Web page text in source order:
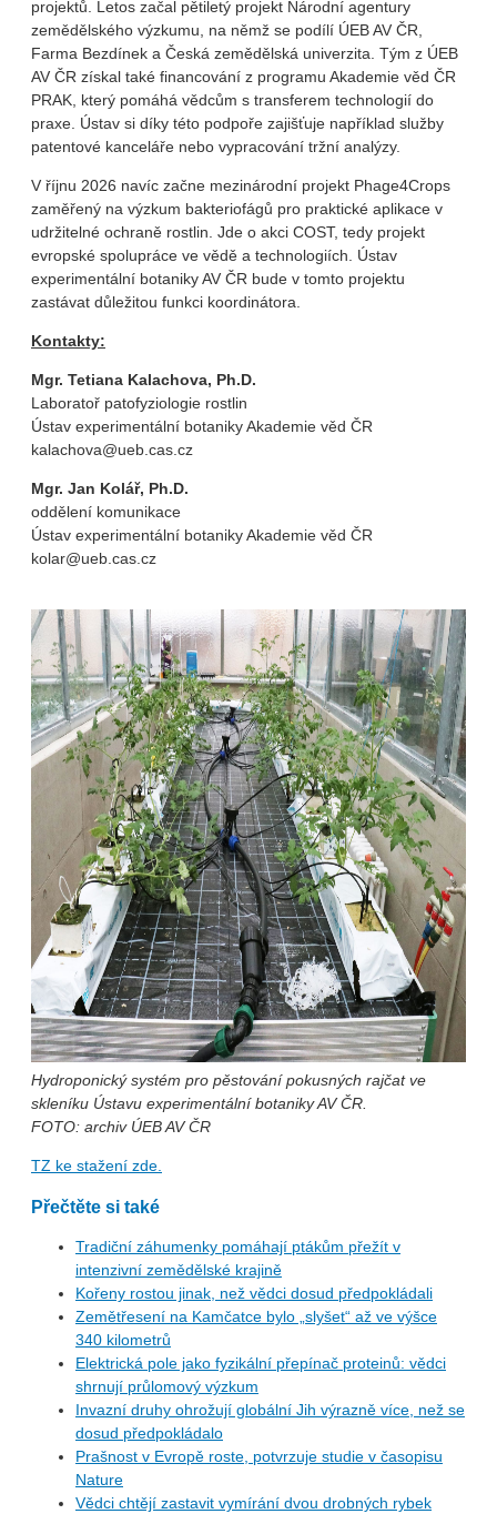
projektů. Letos začal pětiletý projekt Národní agentury
zemědělského výzkumu, na němž se podílí ÚEB AV ČR,
Farma Bezdínek a Česká zemědělská univerzita. Tým z ÚEB
AV ČR získal také financování z programu Akademie věd ČR
PRAK, který pomáhá vědcům s transferem technologií do
praxe. Ústav si díky této podpoře zajišťuje například služby
patentové kanceláře nebo vypracování tržní analýzy.
V říjnu 2026 navíc začne mezinárodní projekt Phage4Crops
zaměřený na výzkum bakteriofágů pro praktické aplikace v
udržitelné ochraně rostlin. Jde o akci COST, tedy projekt
evropské spolupráce ve vědě a technologiích. Ústav
experimentální botaniky AV ČR bude v tomto projektu
zastávat důležitou funkci koordinátora.
Kontakty:
Mgr. Tetiana Kalachova, Ph.D.
Laboratoř patofyziologie rostlin
Ústav experimentální botaniky Akademie věd ČR
kalachova@ueb.cas.cz
Mgr. Jan Kolář, Ph.D.
oddělení komunikace
Ústav experimentální botaniky Akademie věd ČR
kolar@ueb.cas.cz
Hydroponický systém pro pěstování pokusných rajčat ve
skleníku Ústavu experimentální botaniky AV ČR.
FOTO: archiv ÚEB AV ČR
TZ ke stažení zde.
Přečtěte si také
Tradiční záhumenky pomáhají ptákům přežít v
intenzivní zemědělské krajině
Kořeny rostou jinak, než vědci dosud předpokládali
Zemětřesení na Kamčatce bylo „slyšet“ až ve výšce
340 kilometrů
Elektrická pole jako fyzikální přepínač proteinů: vědci
shrnují průlomový výzkum
Invazní druhy ohrožují globální Jih výrazně více, než se
dosud předpokládalo
Prašnost v Evropě roste, potvrzuje studie v časopisu
Nature
Vědci chtějí zastavit vymírání dvou drobných rybek